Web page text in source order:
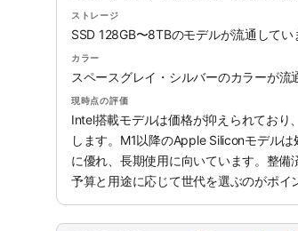
ストレージ
SSD 128GB〜8TBのモデルが流通してい
カラー
スペースグレイ・シルバーのカラーが流
現時点の評価
Intel搭載モデルは価格が抑えられており
します。M1以降のApple Siliconモデル
に優れ、長期使用に向いています。整備
予算と用途に応じて世代を選ぶのがポイ